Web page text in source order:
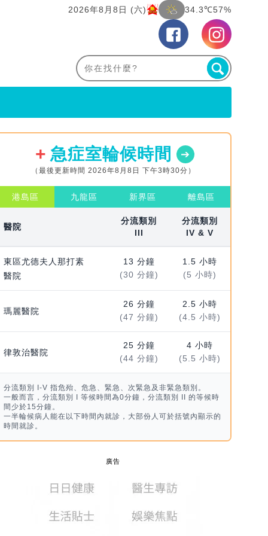
2026年8月8日 (六) 34.3℃57%
急症室輪候時間
（最後更新時間 2026年8月8日 下午3時30分）
港島區 九龍區 新界區 離島區
醫院
分流類別
III
分流類別
IV & V
東區尤德夫人那打素
醫院
13 分鐘
(30 分鐘)
1.5 小時
(5 小時)
瑪麗醫院
26 分鐘
(47 分鐘)
2.5 小時
(4.5 小時)
律敦治醫院
25 分鐘
(44 分鐘)
4 小時
(5.5 小時)
分流類別 I-V 指危殆、危急、緊急、次緊急及非緊急類別。
一般而言，分流類別 I 等候時間為0分鐘，分流類別 II 的等候時
間少於15分鐘。
一半輪候病人能在以下時間內就診，大部份人可於括號內顯示的
時間就診。
廣告